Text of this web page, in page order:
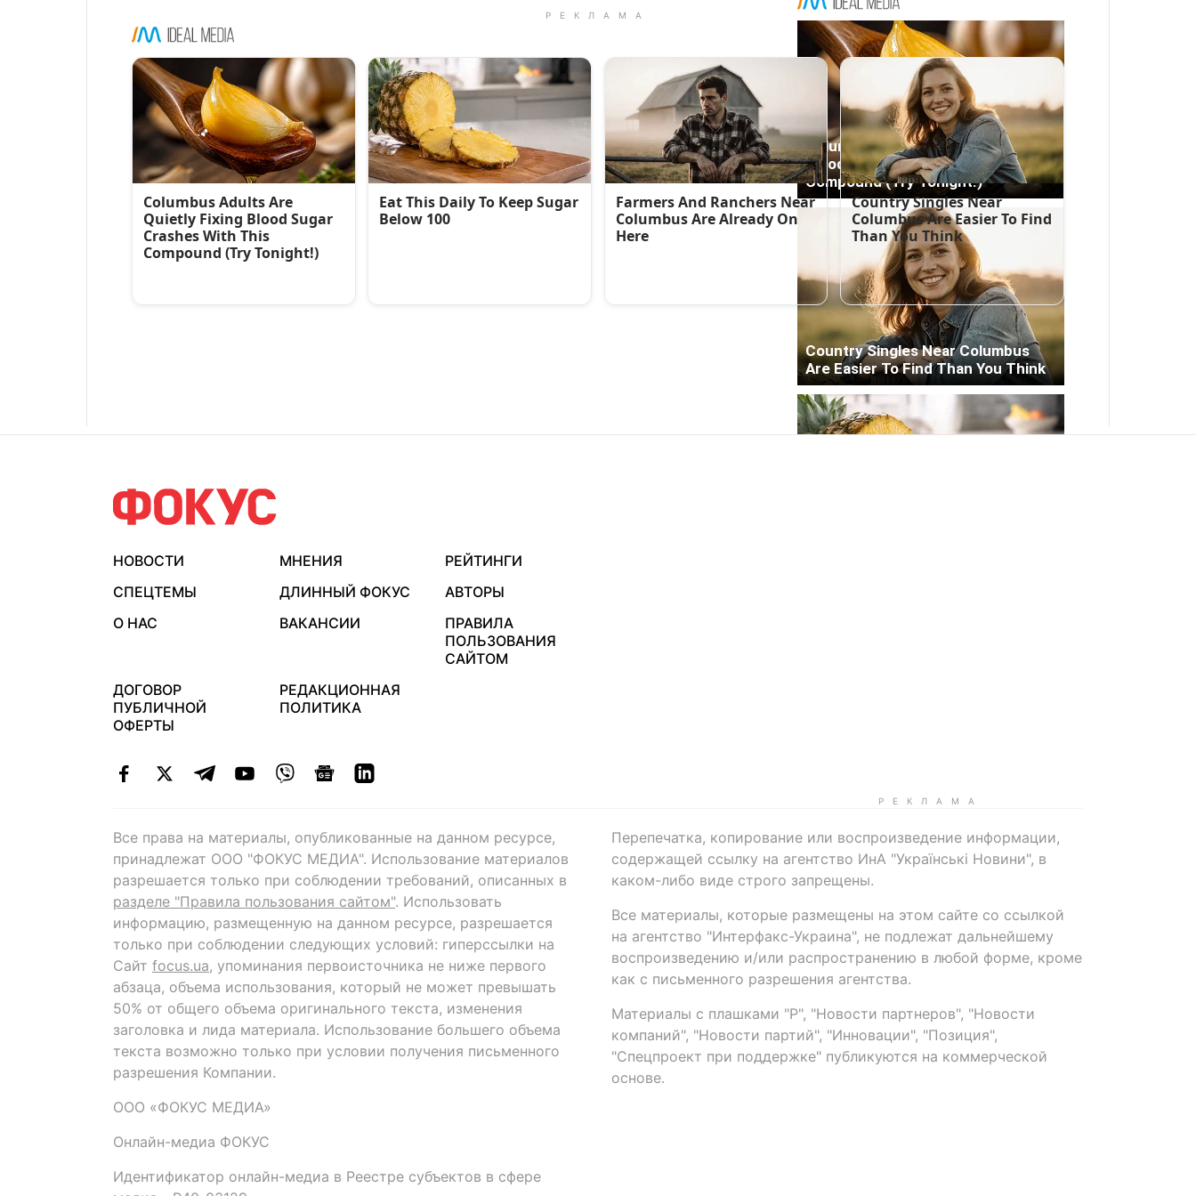
НОВОСТИ МНЕНИЯ
РЕЙТИНГИ
СПЕЦТЕМЫ
ДЛИННЫЙ ФОКУС
АВТОРЫ
О НАС
ВАКАНСИИ
ПРАВИЛА
ПОЛЬЗОВАНИЯ
САЙТОМ
ДОГОВОР
ПУБЛИЧНОЙ
ОФЕРТЫ
РЕДАКЦИОННАЯ
ПОЛИТИКА
Все права на материалы, опубликованные на данном ресурсе,
принадлежат ООО "ФОКУС МЕДИА". Использование материалов
разрешается только при соблюдении требований, описанных в
разделе "Правила пользования сайтом". Использовать
информацию, размещенную на данном ресурсе, разрешается
только при соблюдении следующих условий: гиперссылки на
Сайт focus.ua, упоминания первоисточника не ниже первого
абзаца, объема использования, который не может превышать
50% от общего объема оригинального текста, изменения
заголовка и лида материала. Использование большего объема
текста возможно только при условии получения письменного
разрешения Компании.
ООО «ФОКУС МЕДИА»
Онлайн-медиа ФОКУС
Идентификатор онлайн-медиа в Реестре субъектов в сфере
Перепечатка, копирование или воспроизведение информации,
содержащей ссылку на агентство ИнА "Українські Новини", в
каком-либо виде строго запрещены.
Все материалы, которые размещены на этом сайте со ссылкой
на агентство "Интерфакс-Украина", не подлежат дальнейшему
воспроизведению и/или распространению в любой форме, кроме
как с письменного разрешения агентства.
Материалы с плашками "Р", "Новости партнеров", "Новости
компаний", "Новости партий", "Инновации", "Позиция",
"Спецпроект при поддержке" публикуются на коммерческой
основе.